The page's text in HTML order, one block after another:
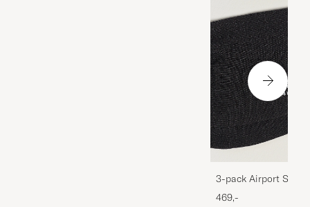
3-pack Airport
Melange
469,-